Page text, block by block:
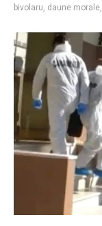
bivolaru, daune morale,